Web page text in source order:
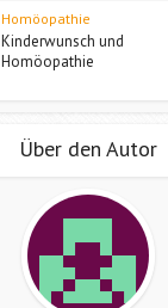
Homöopathie
Kinderwunsch und
Homöopathie
Über den Autor